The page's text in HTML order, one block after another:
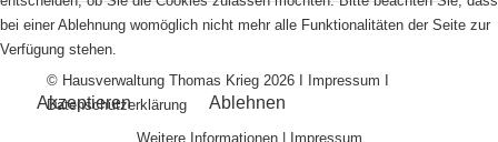
© Hausverwaltung Thomas Krieg 2026 I Impressum
Datenschutzerklärung
bei einer Ablehnung womöglich nicht mehr alle Funktionalitäten der Seite zur
Verfügung stehen.
Akzeptieren Ablehnen
Weitere Informationen| Impressum